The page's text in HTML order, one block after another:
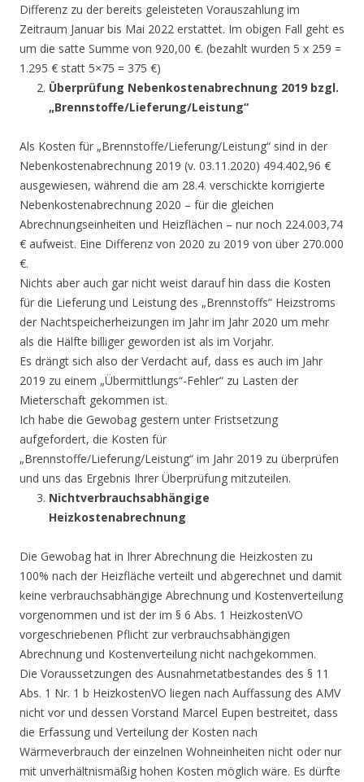
Differenz zu der bereits geleisteten Vorauszahlung im
Zeitraum Januar bis Mai 2022 erstattet. Im obigen Fall geht es
um die satte Summe von 920,00 €. (bezahlt wurden 5 x 259 =
1.295 € statt 5×75 = 375 €)
Überprüfung Nebenkostenabrechnung 2019 bzgl.
„Brennstoffe/Lieferung/Leistung“
Als Kosten für „Brennstoffe/Lieferung/Leistung“ sind in der
Nebenkostenabrechnung 2019 (v. 03.11.2020) 494.402,96 €
ausgewiesen, während die am 28.4. verschickte korrigierte
Nebenkostenabrechnung 2020 – für die gleichen
Abrechnungseinheiten und Heizflächen – nur noch 224.003,74
€ aufweist. Eine Differenz von 2020 zu 2019 von über 270.000
€.
Nichts aber auch gar nicht weist darauf hin dass die Kosten
für die Lieferung und Leistung des „Brennstoffs“ Heizstroms
der Nachtspeicherheizungen im Jahr im Jahr 2020 um mehr
als die Hälfte billiger geworden ist als im Vorjahr.
Es drängt sich also der Verdacht auf, dass es auch im Jahr
2019 zu einem „Übermittlungs“-Fehler“ zu Lasten der
Mieterschaft gekommen ist.
Ich habe die Gewobag gestern unter Fristsetzung
aufgefordert, die Kosten für
„Brennstoffe/Lieferung/Leistung“ im Jahr 2019 zu überprüfen
und uns das Ergebnis Ihrer Überprüfung mitzuteilen.
Nichtverbrauchsabhängige
Heizkostenabrechnung
Die Gewobag hat in Ihrer Abrechnung die Heizkosten zu
100% nach der Heizfläche verteilt und abgerechnet und damit
keine verbrauchsabhängige Abrechnung und Kostenverteilung
vorgenommen und ist der im § 6 Abs. 1 HeizkostenVO
vorgeschriebenen Pflicht zur verbrauchsabhängigen
Abrechnung und Kostenverteilung nicht nachgekommen.
Die Voraussetzungen des Ausnahmetatbestandes des § 11
Abs. 1 Nr. 1 b HeizkostenVO liegen nach Auffassung des AMV
nicht vor und dessen Vorstand Marcel Eupen bestreitet, dass
die Erfassung und Verteilung der Kosten nach
Wärmeverbrauch der einzelnen Wohneinheiten nicht oder nur
mit unverhältnismäßig hohen Kosten möglich wäre. Es dürfte